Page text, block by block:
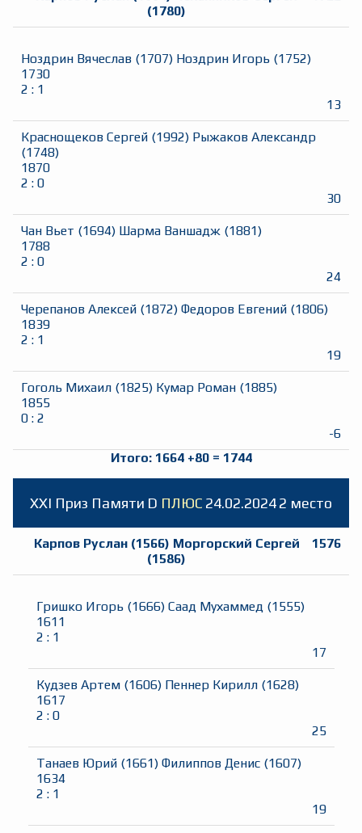
(1780)
Ноздрин Вячеслав (1707) Ноздрин Игорь (1752)
1730
2 : 1
13
Краснощеков Сергей (1992) Рыжаков Александр
(1748)
1870
2 : 0
30
Чан Вьет (1694) Шарма Ваншадж (1881)
1788
2 : 0
24
Черепанов Алексей (1872) Федоров Евгений (1806)
1839
2 : 1
19
Гоголь Михаил (1825) Кумар Роман (1885)
1855
0 : 2
-6
Итого: 1664 +80= 1744
XXI Приз Памяти D ПЛЮС 24.02.20242 место
Карпов Руслан (1566) Моргорский Сергей
(1586)
1576
Гришко Игорь (1666) Саад Мухаммед (1555)
1611
2 : 1
17
Кудзев Артем (1606) Пеннер Кирилл (1628)
1617
2 : 0
25
Танаев Юрий (1661) Филиппов Денис (1607)
1634
2 : 1
19